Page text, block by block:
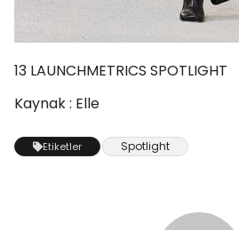
13 LAUNCHMETRICS SPOTLIGHT
Kaynak : Elle
Etiketler Spotlight